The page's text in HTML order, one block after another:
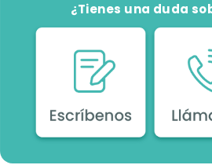
¿Tienes una duda